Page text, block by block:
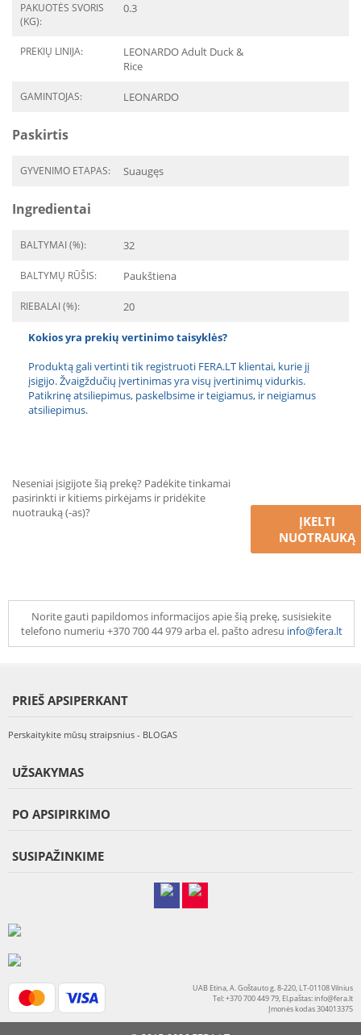
PAKUOTĖS SVORIS
(KG):
0.3
PREKIŲ LINIJA:
LEONARDO Adult Duck &
Rice
GAMINTOJAS: LEONARDO
Paskirtis
GYVENIMO ETAPAS: Suaugęs
Ingredientai
BALTYMAI (%): 32
BALTYMŲ RŪŠIS: Paukštiena
RIEBALAI (%): 20
Kokios yra prekių vertinimo taisyklės?
Produktą gali vertinti tik registruoti FERA.LT klientai, kurie jį
įsigijo. Žvaigždučių įvertinimas yra visų įvertinimų vidurkis.
Patikrinę atsiliepimus, paskelbsime ir teigiamus, ir neigiamus
atsiliepimus.
Neseniai įsigijote šią prekę? Padėkite tinkamai
pasirinkti ir kitiems pirkėjams ir pridėkite
nuotrauką (-as)?
ĮKELTI
NUOTRAUKĄ
Norite gauti papildomos informacijos apie šią prekę, susisiekite
telefono numeriu +370 700 44 979 arba el. pašto adresu info@fera.lt
PRIEŠ APSIPERKANT
Perskaitykite mūsų straipsnius - BLOGAS
UŽSAKYMAS
PO APSIPIRKIMO
SUSIPAŽINKIME
UAB Etina, A. Goštauto g. 8-220, LT-01108 Vilnius
Tel: +370 700 449 79, El.paštas:info@fera.lt
Įmonės kodas 304013375